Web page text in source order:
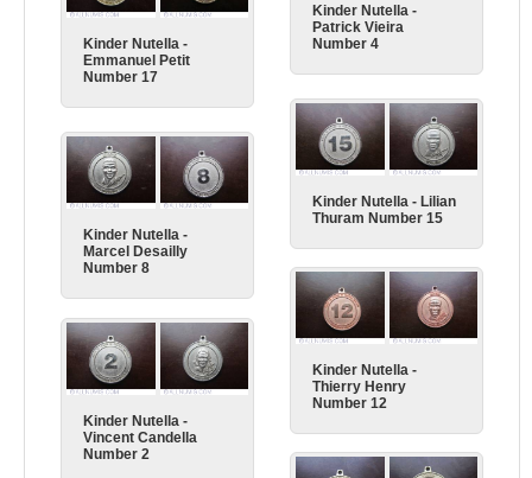
Kinder Nutella -
Patrick Vieira
Number 4
Kinder Nutella -
Emmanuel Petit
Number 17
Kinder Nutella - Lilian
Thuram Number 15
Kinder Nutella -
Marcel Desailly
Number 8
Kinder Nutella -
Thierry Henry
Number 12
Kinder Nutella -
Vincent Candella
Number 2